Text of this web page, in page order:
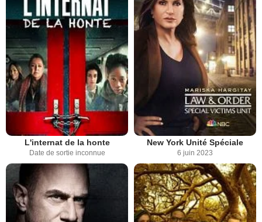
L'internat de la honte
Date de sortie inconnue
New York Unité Spéciale
6 juin 2023